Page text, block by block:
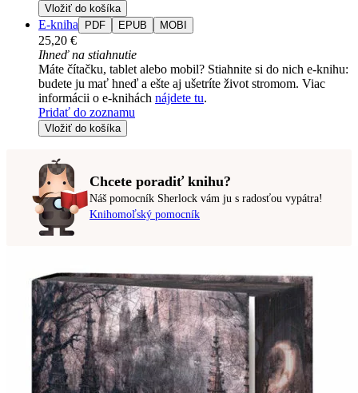
Vložiť do košíka
E-kniha PDF EPUB MOBI
25,20 €
Ihneď na stiahnutie
Máte čítačku, tablet alebo mobil? Stiahnite si do nich e-knihu:
budete ju mať hneď a ešte aj ušetríte život stromom. Viac
informácii o e-knihách nájdete tu.
Pridať do zoznamu
Vložiť do košíka
Chcete poradiť knihu?
Náš pomocník Sherlock vám ju s radosťou vypátra!
Knihomoľský pomocník